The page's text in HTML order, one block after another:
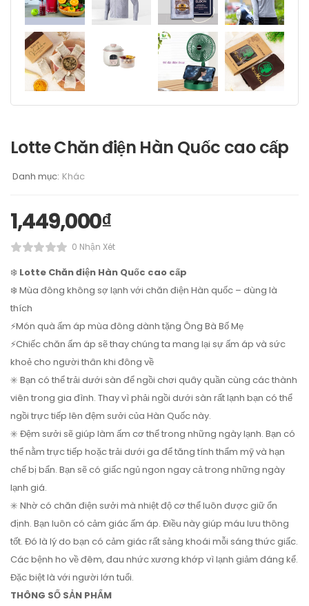
Lotte Chăn điện Hàn Quốc cao cấp
Danh mục: Khác
1,449,000₫
0 Nhận Xét
❄️ Lotte Chăn điện Hàn Quốc cao cấp
❄️ Mùa đông không sợ lạnh với chăn điện Hàn quốc – dùng là
thích
⚡Món quà ấm áp mùa đông dành tặng Ông Bà Bố Mẹ
⚡Chiếc chăn ấm áp sẽ thay chúng ta mang lại sự ấm áp và sức
khoẻ cho người thân khi đông về
✳️ Bạn có thể trải dưới sàn để ngồi chơi quây quần cùng các thành
viên trong gia đình. Thay vì phải ngồi dưới sàn rất lạnh bạn có thể
ngồi trực tiếp lên đệm sưởi của Hàn Quốc này.
✳️ Đệm sưởi sẽ giúp làm ấm cơ thể trong những ngày lạnh. Bạn có
thể nằm trực tiếp hoặc trải dưới ga để tăng tính thẩm mỹ và hạn
chế bị bẩn. Bạn sẽ có giấc ngủ ngon ngay cả trong những ngày
lạnh giá.
✳️ Nhờ có chăn điện sưởi mà nhiệt độ cơ thể luôn được giữ ổn
định. Bạn luôn có cảm giác ấm áp. Điều này giúp máu lưu thông
tốt. Đó là lý do bạn có cảm giác rất sảng khoái mỗi sáng thức giấc.
Các bệnh ho về đêm, đau nhức xương khớp vì lạnh giảm đáng kể.
Đặc biệt là với người lớn tuổi.
THÔNG SỐ SẢN PHẨM